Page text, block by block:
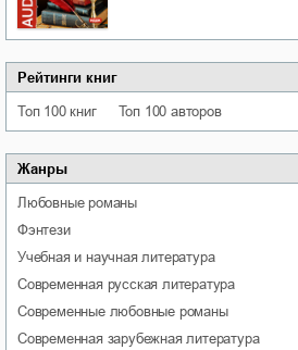
Рейтинги книг
Топ 100 книг Топ 100 авторов
Жанры
любовные романы
фэнтези
учебная и научная литература
современная русская литература
современные любовные романы
современная зарубежная литература